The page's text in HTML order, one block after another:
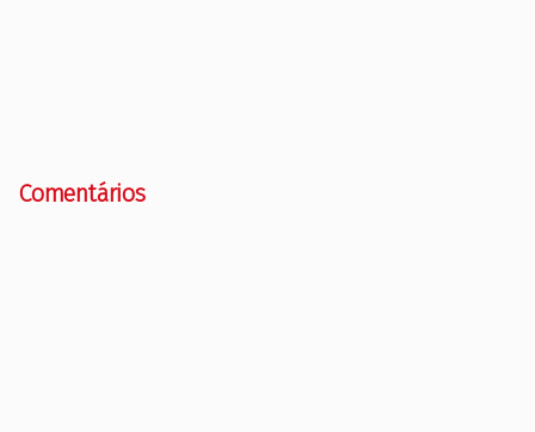
Comentários